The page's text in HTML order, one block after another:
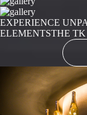
EXPERIENCE
ELEMENTSTHE